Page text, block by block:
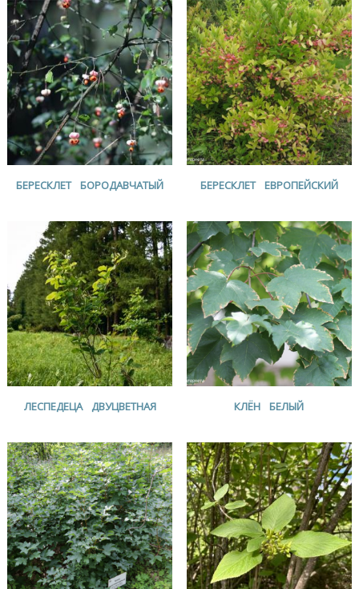
БЕРЕСКЛЕТ БОРОДАВЧАТЫЙ БЕРЕСКЛЕТ ЕВРОПЕЙСКИЙ
ЛЕСПЕДЕЦА ДВУЦВЕТНАЯ КЛЁН БЕЛЫЙ